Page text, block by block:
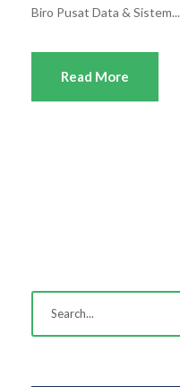
Biro Pusat Data & Sistem...
Read More